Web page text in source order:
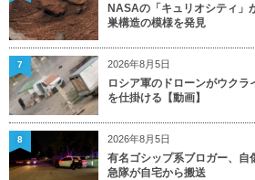
NASAの「キュリオシティ」
巣構造の模様を発見
2026年8月5日
ロシア軍のドローンがウク
を仕掛ける【動画】
7
2026年8月5日
有名ゴシップ系ブロガー、
急隊が自宅から搬送
8